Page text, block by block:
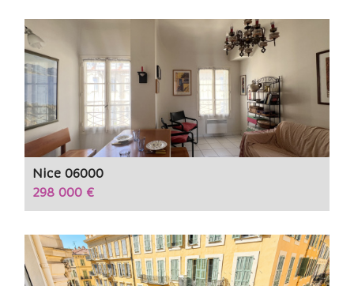
Nice 06000
298 000 €